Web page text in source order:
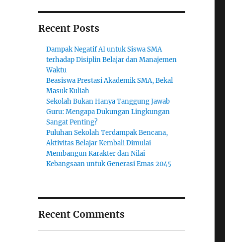
Recent Posts
Dampak Negatif AI untuk Siswa SMA
terhadap Disiplin Belajar dan Manajemen
Waktu
Beasiswa Prestasi Akademik SMA, Bekal
Masuk Kuliah
Sekolah Bukan Hanya Tanggung Jawab
Guru: Mengapa Dukungan Lingkungan
Sangat Penting?
Puluhan Sekolah Terdampak Bencana,
Aktivitas Belajar Kembali Dimulai
Membangun Karakter dan Nilai
Kebangsaan untuk Generasi Emas 2045
Recent Comments